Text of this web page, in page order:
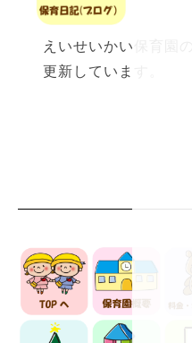
えいせいかい保育園
更新しています。